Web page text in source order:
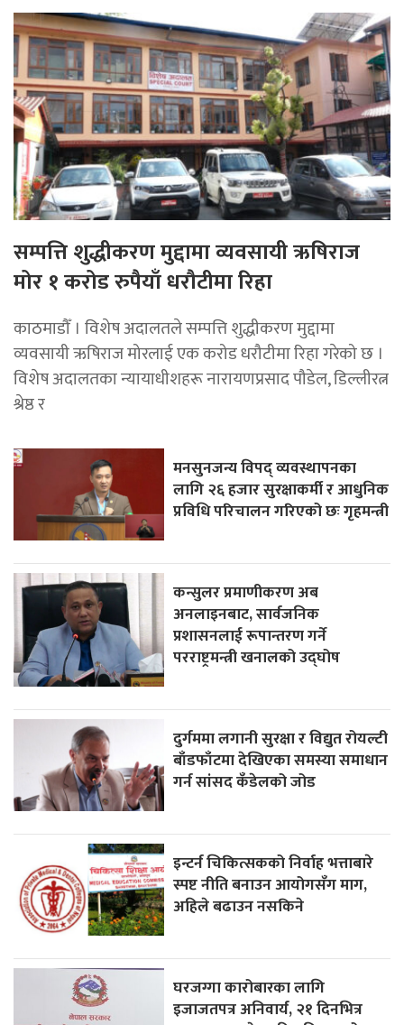
सम्पत्ति शुद्धीकरण मुद्दामा व्यवसायी ऋषिराज
मोर १ करोड रुपैयाँ धरौटीमा रिहा
काठमाडौँ । विशेष अदालतले सम्पत्ति शुद्धीकरण मुद्दामा
व्यवसायी ऋषिराज मोरलाई एक करोड धरौटीमा रिहा गरेको छ ।
विशेष अदालतका न्यायाधीशहरू नारायणप्रसाद पौडेल, डिल्लीरत्न
श्रेष्ठ र
मनसुनजन्य विपद् व्यवस्थापनका
लागि २६ हजार सुरक्षाकर्मी र आधुनिक
प्रविधि परिचालन गरिएको छः गृहमन्त्री
कन्सुलर प्रमाणीकरण अब
अनलाइनबाट, सार्वजनिक
प्रशासनलाई रूपान्तरण गर्ने
परराष्ट्रमन्त्री खनालको उद्घोष
दुर्गममा लगानी सुरक्षा र विद्युत रोयल्टी
बाँडफाँटमा देखिएका समस्या समाधान
गर्न सांसद कँडेलको जोड
इन्टर्न चिकित्सकको निर्वाह भत्ताबारे
स्पष्ट नीति बनाउन आयोगसँग माग,
अहिले बढाउन नसकिने
घरजग्गा कारोबारका लागि
इजाजतपत्र अनिवार्य, २१ दिनभित्र